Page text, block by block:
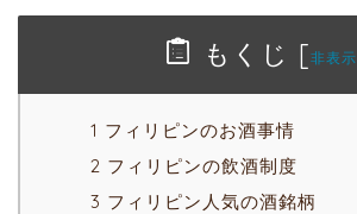
もくじ [非表示
1 フィリピンのお酒事情
2 フィリピンの飲酒制度
3 フィリピン人気の酒銘柄